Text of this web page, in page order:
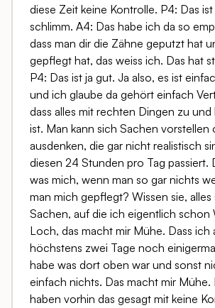
diese Zeit keine Kontrolle. P4: Das
schlimm. A4: Das habe ich da so
dass man dir die Zähne geputzt hat
gepflegt hat, das weiss ich. Das hat
P4: Das ist ja gut. Ja also, es ist
und ich glaube da gehört einfach
dass alles mit rechten Dingen zu
ist. Man kann sich Sachen vorstellen
ausdenken, die gar nicht realistisch
diesen 24 Stunden pro Tag passiert.
was mich, wenn man so gar nichts
man mich gepflegt? Wissen sie, alles
Sachen, auf die ich eigentlich schon
Loch, das macht mir Mühe. Dass ich
höchstens zwei Tage noch
habe was dort oben war und sonst
einfach nichts. Das macht mir Mühe.
haben vorhin das gesagt mit keine